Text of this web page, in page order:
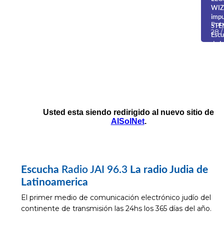
de
28 /
Escucha Radio JAI 96.3 La radio Judia de
Latinoamerica
El primer medio de comunicación electrónico judío del
continente de transmisión las 24hs los 365 días del año.